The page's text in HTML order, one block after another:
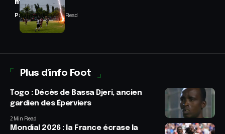
match
Panafrofoot2 Min Read
Plus d'info Foot
Togo : Décès de Bassa Djeri, ancien
gardien des Éperviers
2 Min Read
Mondial 2026 : la France écrase la